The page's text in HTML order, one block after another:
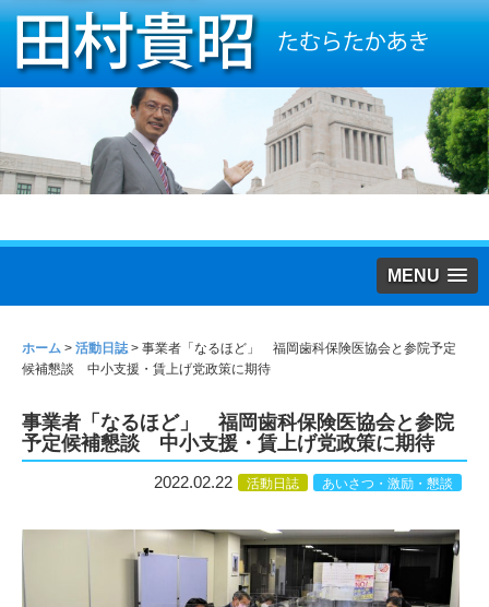
MENU
ホーム > 活動日誌> 事業者「なるほど」 福岡歯科保険医協会と参院予定
候補懇談 中小支援・賃上げ党政策に期待
事業者「なるほど」 福岡歯科保険医協会と参院
予定候補懇談 中小支援・賃上げ党政策に期待
2022.02.22 活動日誌 あいさつ・激励・懇談